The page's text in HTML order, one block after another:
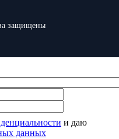
защищены
и даю
данных